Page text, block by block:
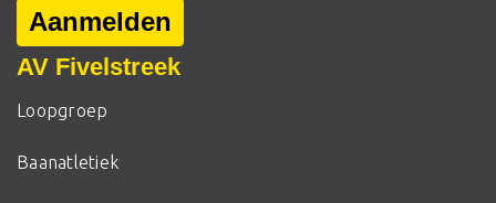
Aanmelden
AV Fivelstreek
Loopgroep
Baanatletiek